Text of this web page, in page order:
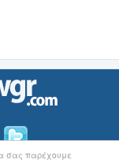
σας παρέχουμε